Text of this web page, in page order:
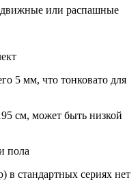
или распашные
5 мм, что тонковато для
см, может быть низкой
пола
в стандартных сериях нет